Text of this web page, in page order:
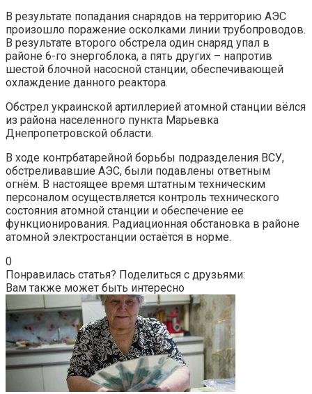
В результате попадания снарядов на территорию АЭС
произошло поражение осколками линии трубопроводов.
В результате второго обстрела один снаряд упал в
районе 6-го энергоблока, а пять других – напротив
шестой блочной насосной станции, обеспечивающей
охлаждение данного реактора.
Обстрел украинской артиллерией атомной станции вёлся
из района населенного пункта Марьевка
Днепропетровской области.
В ходе контрбатарейной борьбы подразделения ВСУ,
обстреливавшие АЭС, были подавлены ответным
огнём. В настоящее время штатным техническим
персоналом осуществляется контроль технического
состояния атомной станции и обеспечение ее
функционирования. Радиационная обстановка в районе
атомной электростанции остаётся в норме.
0
Понравилась статья? Поделиться с друзьями:
Вам также может быть интересно